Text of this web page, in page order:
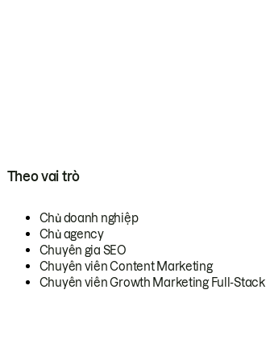
Theo vai trò
Chủ doanh nghiệp
Chủ agency
Chuyên gia SEO
Chuyên viên Content Marketing
Chuyên viên Growth Marketing Full-Stack